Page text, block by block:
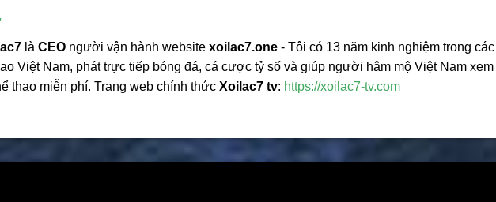
là CEO người vận hành website xoilac7.one - Tôi có 13 năm kinh nghiệm trong
Việt Nam, phát trực tiếp bóng đá, cá cược tỷ số và giúp người hâm mộ Việt Nam xem
thao miễn phí. Trang web chính thức Xoilac7 tv: https://xoilac7-tv.com